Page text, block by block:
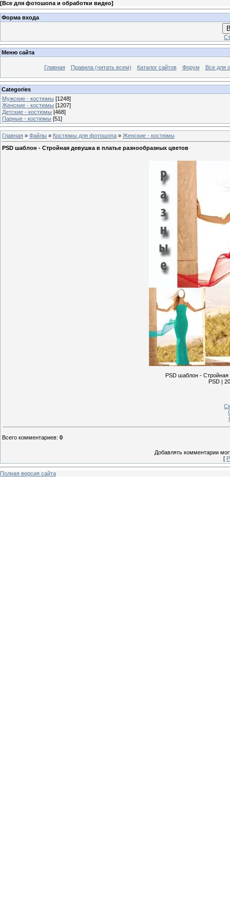
[Все для фотошопа и обработки видео]
Форма входа
Меню сайта
Главная Правила (читать всем) Каталог сайтов Форум Все для
Categories
Мужские - костюмы [1248]
Женские - костюмы [1207]
Детские - костюмы [468]
Парные - костюмы [51]
Главная » Файлы » Костюмы для фотошопа » Женские - костюмы
PSD шаблон - Стройная девушка в платье разнообразных цветов
PSD шаблон - Стройная
PSD |
Всего комментариев: 0
Добавлять комментарии
[
Полная версия сайта